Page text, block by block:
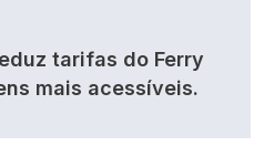
tarifas do Ferry
mais acessíveis.